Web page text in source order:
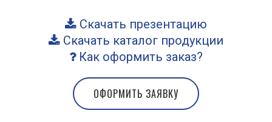
Скачать презентацию
Скачать каталог продукции
Как оформить заказ?
ОФОРМИТЬ ЗАЯВКУ